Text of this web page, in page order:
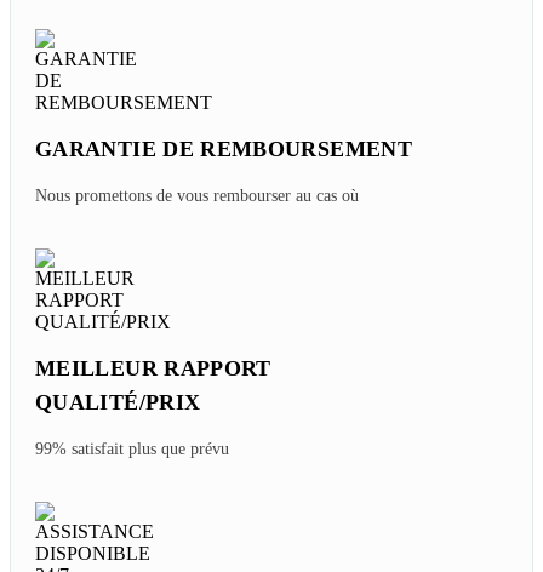
GARANTIE DE REMBOURSEMENT
Nous promettons de vous rembourser au cas où
MEILLEUR RAPPORT
QUALITÉ/PRIX
99% satisfait plus que prévu